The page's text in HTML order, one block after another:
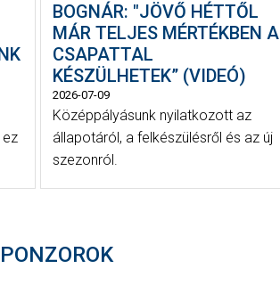
ez
BOGNÁR: "JÖVŐ HÉTTŐL
MÁR TELJES MÉRTÉKBEN A
CSAPATTAL
KÉSZÜLHETEK” (VIDEÓ)
2026-07-09
Középpályásunk nyilatkozott az
állapotáról, a felkészülésről és az új
szezonról.